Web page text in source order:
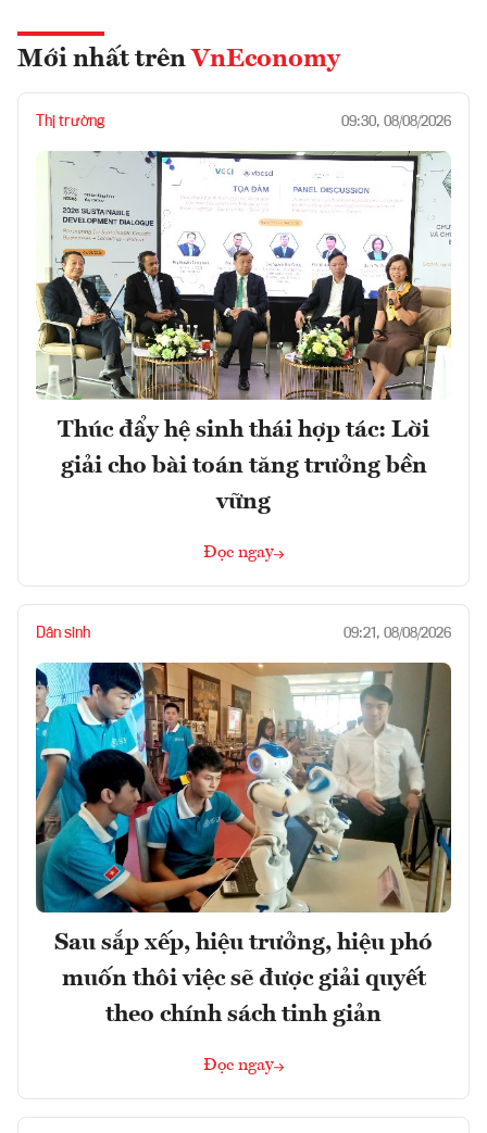
Mới nhất trên VnEconomy
Thị trường 09:30, 08/08/2026
Thúc đẩy hệ sinh thái hợp tác: Lời
giải cho bài toán tăng trưởng bền
vững
Đọc ngay
Dân sinh 09:21, 08/08/2026
Sau sắp xếp, hiệu trưởng, hiệu phó
muốn thôi việc sẽ được giải quyết
theo chính sách tinh giản
Đọc ngay